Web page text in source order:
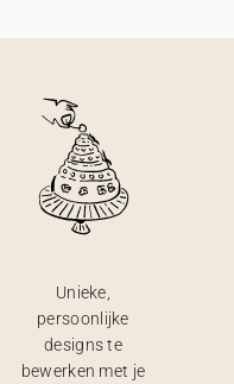
Unieke,
persoonlijke
designs te
bewerken met je